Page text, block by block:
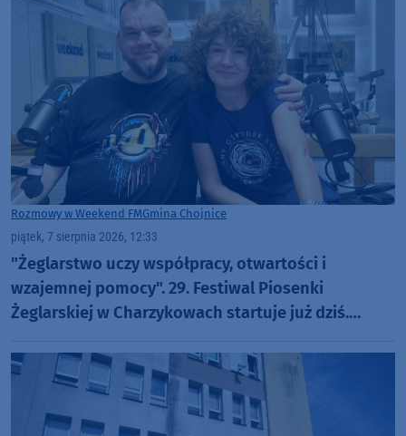
Rozmowy w Weekend FMGmina Chojnice
piątek, 7 sierpnia 2026, 12:33
"Żeglarstwo uczy współpracy, otwartości i
wzajemnej pomocy". 29. Festiwal Piosenki
Żeglarskiej w Charzykowach startuje już dziś.